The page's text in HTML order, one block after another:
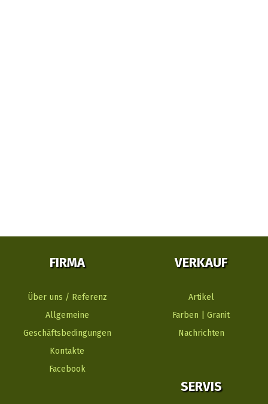
FIRMA
Über uns / Referenz
Allgemeine
Geschäftsbedingungen
Kontakte
Facebook
VERKAUF
Artikel
Farben | Granit
Nachrichten
SERVIS